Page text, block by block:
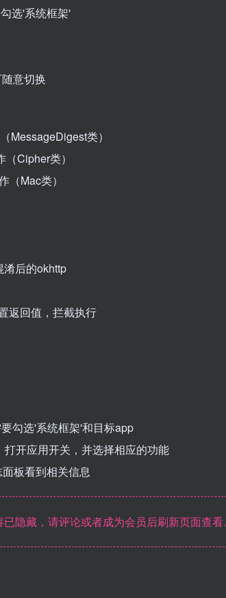
选'系统框架'
意切换
MessageDigest类）
Cipher类）
（Mac类）
淆后的okhttp
返回值，拦截执行
勾选'系统框架'和目标app
开应用开关，并选择相应的功能
板看到相关信息
已隐藏，请评论或者成为会员后刷新页面查看.